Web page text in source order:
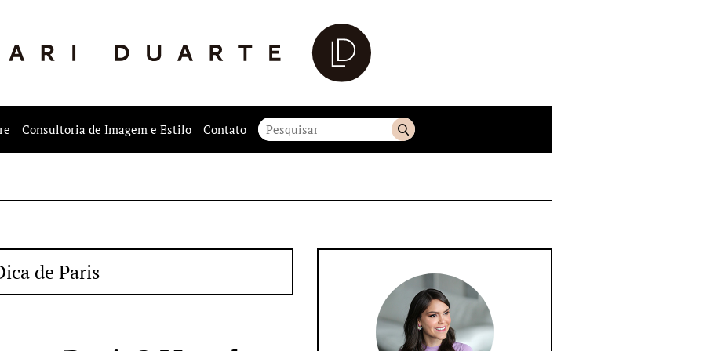
Consultoria de Imagem e Estilo Contato
de Paris